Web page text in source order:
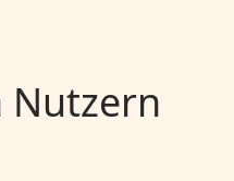
Nutzern